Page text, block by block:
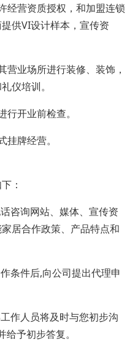
经营资质授权，和加盟连锁
供VI设计样本，宣传资
营业场所进行装修、装饰，
仪培训。
开业前检查。
牌经营。
：
咨询网站、媒体、宣传资
居合作政策、产品特点和
条件后,向公司提出代理申
作人员将及时与您初步沟
予初步答复。